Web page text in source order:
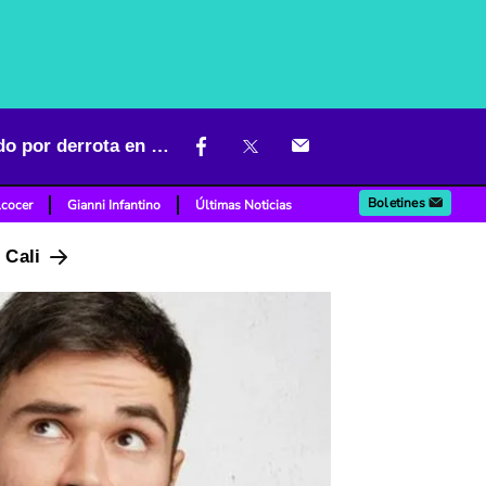
¿Qué significan los aros en escudo de Millonarios? No es 8 acostado por derrota en Madrid
Gianni Infantino Últimas Noticias Boletines
Cali